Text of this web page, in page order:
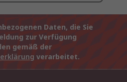
Daten, die Sie
zur Verfügung
gemäß der
verarbeitet.